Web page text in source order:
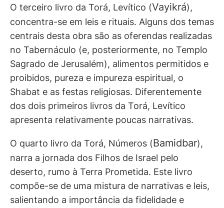
O terceiro livro da Torá, Levítico (Vayikrá),
concentra-se em leis e rituais. Alguns dos temas
centrais desta obra são as oferendas realizadas
no Tabernáculo (e, posteriormente, no Templo
Sagrado de Jerusalém), alimentos permitidos e
proibidos, pureza e impureza espiritual, o
Shabat e as festas religiosas. Diferentemente
dos dois primeiros livros da Torá, Levítico
apresenta relativamente poucas narrativas.
O quarto livro da Torá, Números (Bamidbar),
narra a jornada dos Filhos de Israel pelo
deserto, rumo à Terra Prometida. Este livro
compõe-se de uma mistura de narrativas e leis,
salientando a importância da fidelidade e